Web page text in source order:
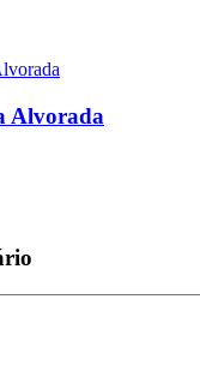
Alvorada